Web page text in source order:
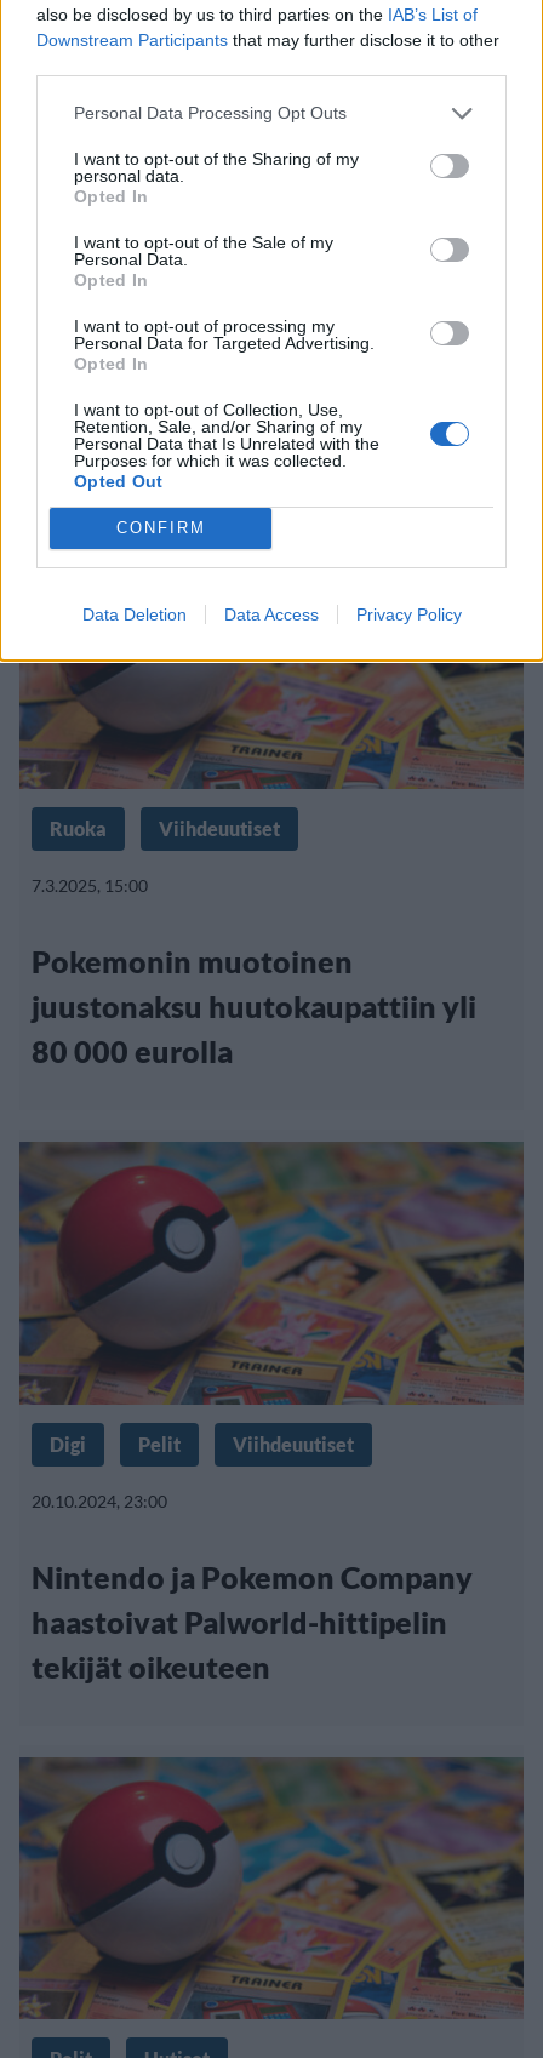
also be disclosed by us to third parties on the IAB’s List of
Downstream Participants that may further disclose it to other
Personal Data Processing Opt Outs
I want to opt-out of the Sharing of my
personal data.
Opted In
I want to opt-out of the Sale of my
Personal Data.
Opted In
I want to opt-out of processing my
Personal Data for Targeted Advertising.
Opted In
I want to opt-out of Collection, Use,
Retention, Sale, and/or Sharing of my
Personal Data that Is Unrelated with the
Purposes for which it was collected.
Opted Out
CONFIRM
Data Deletion Data Access Privacy Policy
Viihdeuutiset
– kokoelmissa 1 200 tuotetta
Ruoka Viihdeuutiset
7.3.2025, 15:00
Pokemonin muotoinen
juustonaksu huutokaupattiin yli
80 000 eurolla
Digi Pelit Viihdeuutiset
20.10.2024, 23:00
Nintendo ja Pokemon Company
haastoivat Palworld-hittipelin
tekijät oikeuteen